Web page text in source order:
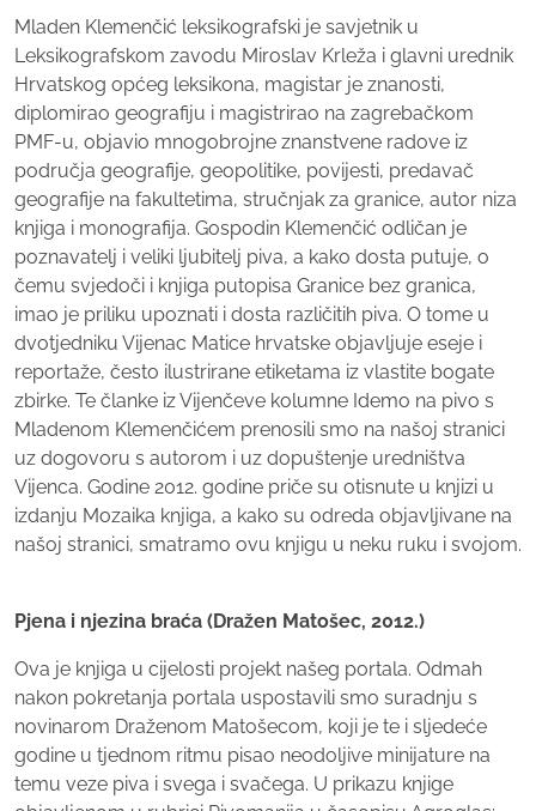
Mladen Klemenčić leksikografski je savjetnik u
Leksikografskom zavodu Miroslav Krleža i glavni urednik
Hrvatskog općeg leksikona, magistar je znanosti,
diplomirao geografiju i magistrirao na zagrebačkom
PMF-u, objavio mnogobrojne znanstvene radove iz
područja geografije, geopolitike, povijesti, predavač
geografije na fakultetima, stručnjak za granice, autor niza
knjiga i monografija. Gospodin Klemenčić odličan je
poznavatelj i veliki ljubitelj piva, a kako dosta putuje, o
čemu svjedoči i knjiga putopisa Granice bez granica,
imao je priliku upoznati i dosta različitih piva. O tome u
dvotjedniku Vijenac Matice hrvatske objavljuje eseje i
reportaže, često ilustrirane etiketama iz vlastite bogate
zbirke. Te članke iz Vijenčeve kolumne Idemo na pivo s
Mladenom Klemenčićem prenosili smo na našoj stranici
uz dogovoru s autorom i uz dopuštenje uredništva
Vijenca. Godine 2012. godine priče su otisnute u knjizi u
izdanju Mozaika knjiga, a kako su odreda objavljivane na
našoj stranici, smatramo ovu knjigu u neku ruku i svojom.
Pjena i njezina braća (Dražen Matošec, 2012.)
Ova je knjiga u cijelosti projekt našeg portala. Odmah
nakon pokretanja portala uspostavili smo suradnju s
novinarom Draženom Matošecom, koji je te i sljedeće
godine u tjednom ritmu pisao neodoljive minijature na
temu veze piva i svega i svačega. U prikazu knjige